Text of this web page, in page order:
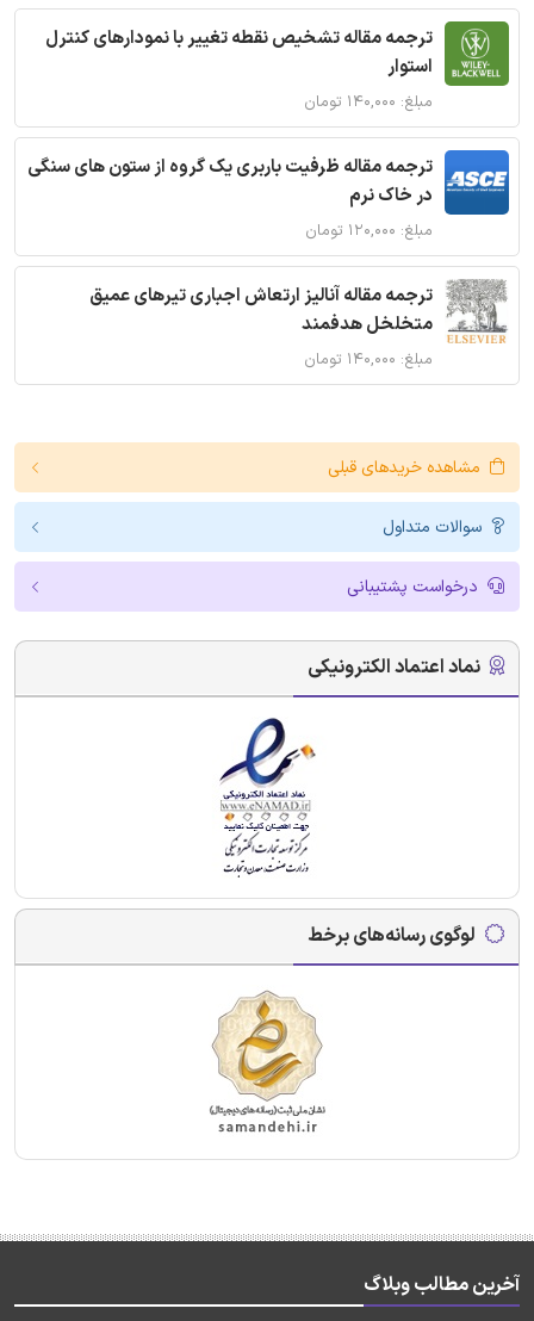
ترجمه مقاله تشخیص نقطه تغییر با نمودارهای کنترل
استوار
مبلغ: ۱۴۰,۰۰۰ تومان
ترجمه مقاله ظرفیت باربری یک گروه از ستون های سنگی
در خاک نرم
مبلغ: ۱۲۰,۰۰۰ تومان
ترجمه مقاله آنالیز ارتعاش اجباری تیرهای عمیق
متخلخل هدفمند
مبلغ: ۱۴۰,۰۰۰ تومان
مشاهده خریدهای قبلی
سوالات متداول
درخواست پشتیبانی
نماد اعتماد الکترونیکی
لوگوی رسانه‌های برخط
آخرین مطالب وبلاگ